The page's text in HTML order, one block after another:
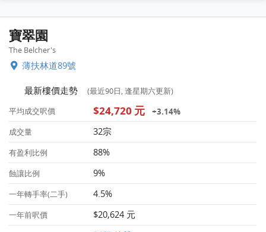
寶翠園
The Belcher's
薄扶林道89號
最新樓價走勢
(最近90日, 逢星期六更新)
平均成交呎價
$24,720 元 +3.14%
成交量 32宗
有盈利比例 88%
蝕讓比例 9%
一年轉手率(二手) 4.5%
一年前呎價 $20,624 元